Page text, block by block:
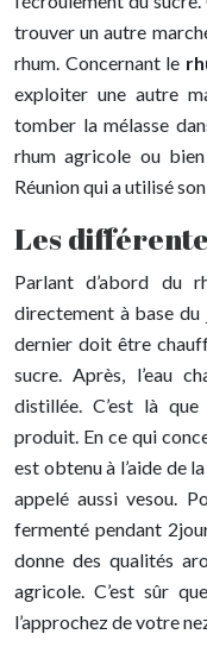
trouver un autre
rhum. Concernant le
exploiter une autre
tomber la mélasse
rhum agricole ou bien
Réunion qui a utilisé
Les
Parlant d’abord du
directement à base du
dernier doit être
sucre. Après, l’eau
distillée. C’est là
produit. En ce qui
est obtenu à l’aide de
appelé aussi vesou.
fermenté pendant
donne des qualités
agricole. C’est sûr
l’approchez de votre